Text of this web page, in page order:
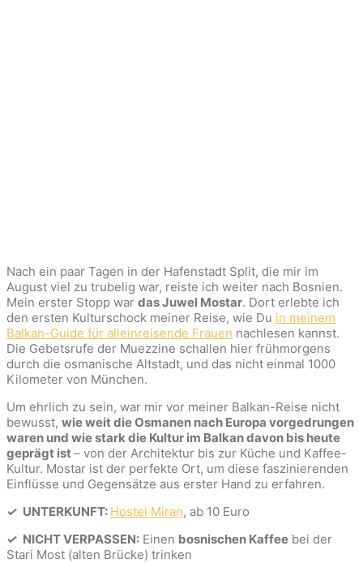
Nach ein paar Tagen in der Hafenstadt Split, die mir im
August viel zu trubelig war, reiste ich weiter nach Bosnien.
Mein erster Stopp war das Juwel Mostar. Dort erlebte ich
den ersten Kulturschock meiner Reise, wie Du in meinem
Balkan-Guide für alleinreisende Frauen nachlesen kannst.
Die Gebetsrufe der Muezzine schallen hier frühmorgens
durch die osmanische Altstadt, und das nicht einmal 1000
Kilometer von München.
Um ehrlich zu sein, war mir vor meiner Balkan-Reise nicht
bewusst, wie weit die Osmanen nach Europa vorgedrungen
waren und wie stark die Kultur im Balkan davon bis heute
geprägt ist– von der Architektur bis zur Küche und Kaffee-
Kultur. Mostar ist der perfekte Ort, um diese faszinierenden
Einflüsse und Gegensätze aus erster Hand zu erfahren.
✓ UNTERKUNFT: Hostel Miran, ab 10 Euro
✓ NICHT VERPASSEN: Einen bosnischen Kaffee bei der
Stari Most (alten Brücke) trinken